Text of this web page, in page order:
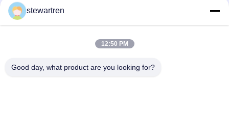
Obtenez le meilleur prix
de
stewartren
12:50 PM
Good day, what product are you looking for?